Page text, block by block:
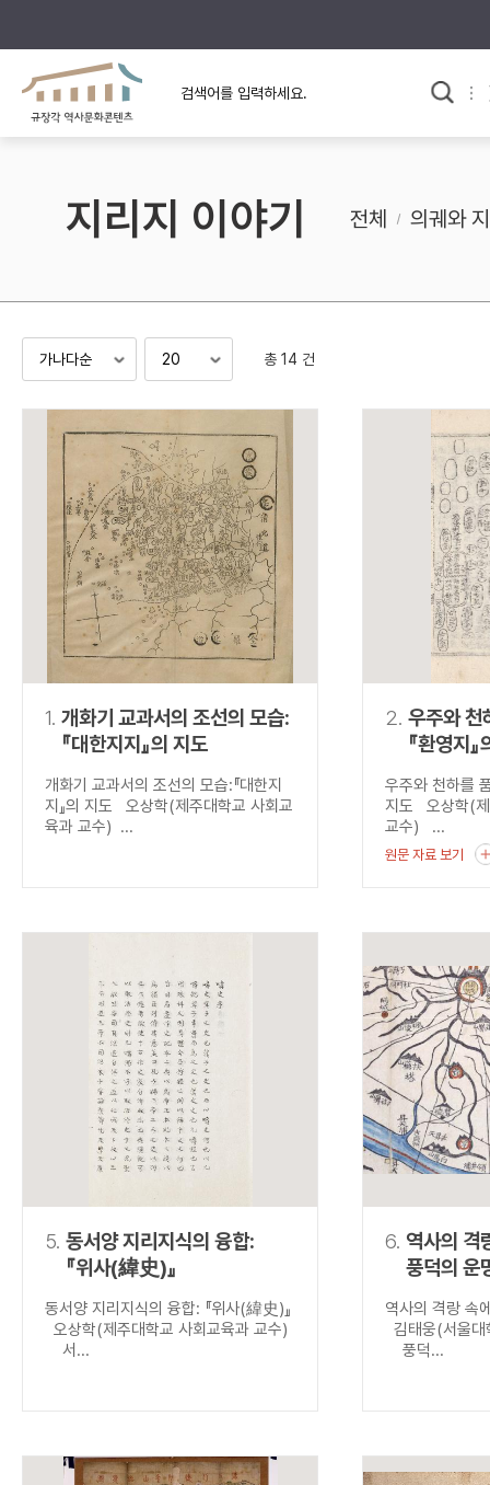
규장각의 어제와 오늘
규장각 소개영상
사료와 문학으로 본
고대
고려
조선 후기
검색 연산자 사용안내
연산자
AND 정조 AND 정약용
“정조”와 “정약
OR 정조 OR 정약용 “정조” 또는 “
NOT 정조 NOT 정약용
“정조”가 나온
료를 검색
동시에 여러 개의 연산자를 사용할 수 있습니다.
지리지 이야기 전체 의궤와
총 14 건
1. 개화기 교과서의 조선의 모습:
『대한지지』의 지도
개화기 교과서의 조선의 모습:『대한지
지』의 지도 오상학(제주대학교 사회교
육과 교수) ...
2. 우주와 천
『환영지
우주와 천하를
지도 오상학(제
교수) ...
원문 자료 보기
5. 동서양 지리지식의 융합:
『위사(緯史)』
동서양 지리지식의 융합: 『위사(緯史)』
오상학(제주대학교 사회교육과 교수)
서...
6. 역사의 격
풍덕의 운
역사의 격랑 속
김태웅(서울
풍덕...